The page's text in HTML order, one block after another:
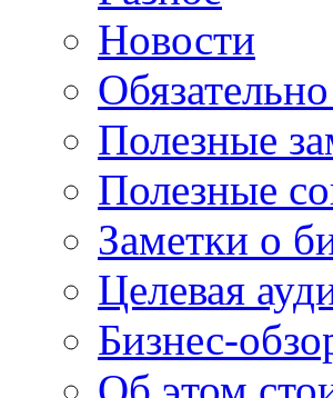
Новости
Полезные
Полезные
Заметки о
Целевая
Бизнес-